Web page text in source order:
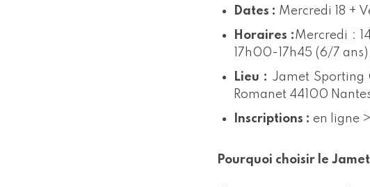
Dates : Mercredi 18 +
Horaires :Mercredi :
17h00-17h45 (6/7
Lieu : Jamet Sporting
Romanet 44100
Inscriptions : en ligne >
Pourquoi choisir le